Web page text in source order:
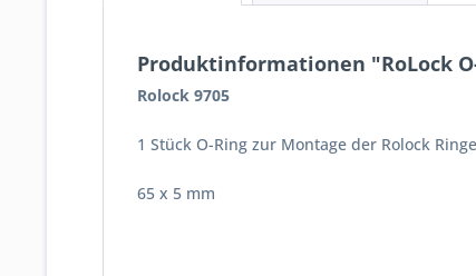
Produktinformationen "RoLock
Rolock 9705
1 Stück O-Ring zur Montage der Rolock
65 x 5 mm